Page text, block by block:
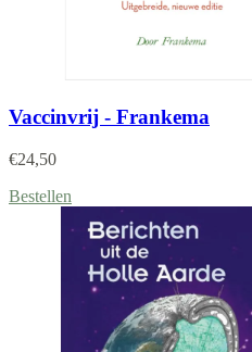
Vaccinvrij - Frankema
€24,50
Bestellen